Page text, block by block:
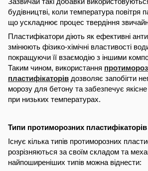
будівництві, коли температура повітря
що ускладнює процес твердіння
Пластифікатори діють як ефективні
змінюють фізико-хімічні властивості
покращуючи її взаємодію з іншими
Таким чином, використання
пластифікаторів дозволяє запобігти
морозу для бетону та забезпечує якісне
при низьких температурах.
Типи протиморозних пластифікаторів
Існує кілька типів протиморозних
розрізняються за своїм складом та
найпоширеніших типів можна віднести: